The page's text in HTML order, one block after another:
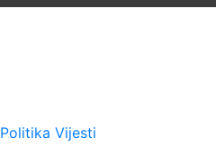
Politika Vijesti